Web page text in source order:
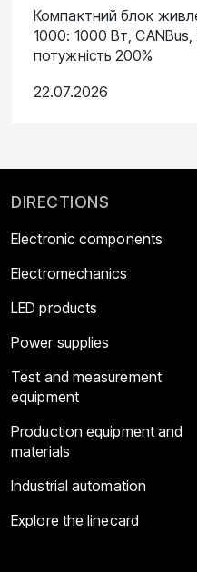
Компактний блок
1000: 1000 Вт, CANBus,
потужність 200%
22.07.2026
DIRECTIONS
Electronic components
Electromechanics
LED products
Power supplies
Test and measurement
equipment
Production equipment and
materials
Industrial automation
Explore the linecard